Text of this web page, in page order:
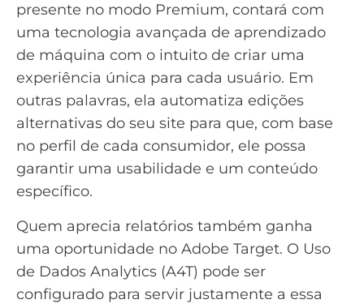
presente no modo Premium, contará com
uma tecnologia avançada de aprendizado
de máquina com o intuito de criar uma
experiência única para cada usuário. Em
outras palavras, ela automatiza edições
alternativas do seu site para que, com base
no perfil de cada consumidor, ele possa
garantir uma usabilidade e um conteúdo
específico.
Quem aprecia relatórios também ganha
uma oportunidade no Adobe Target. O Uso
de Dados Analytics (A4T) pode ser
configurado para servir justamente a essa